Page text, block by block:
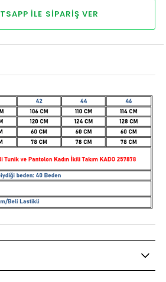
ILE SIPARIŞ VER